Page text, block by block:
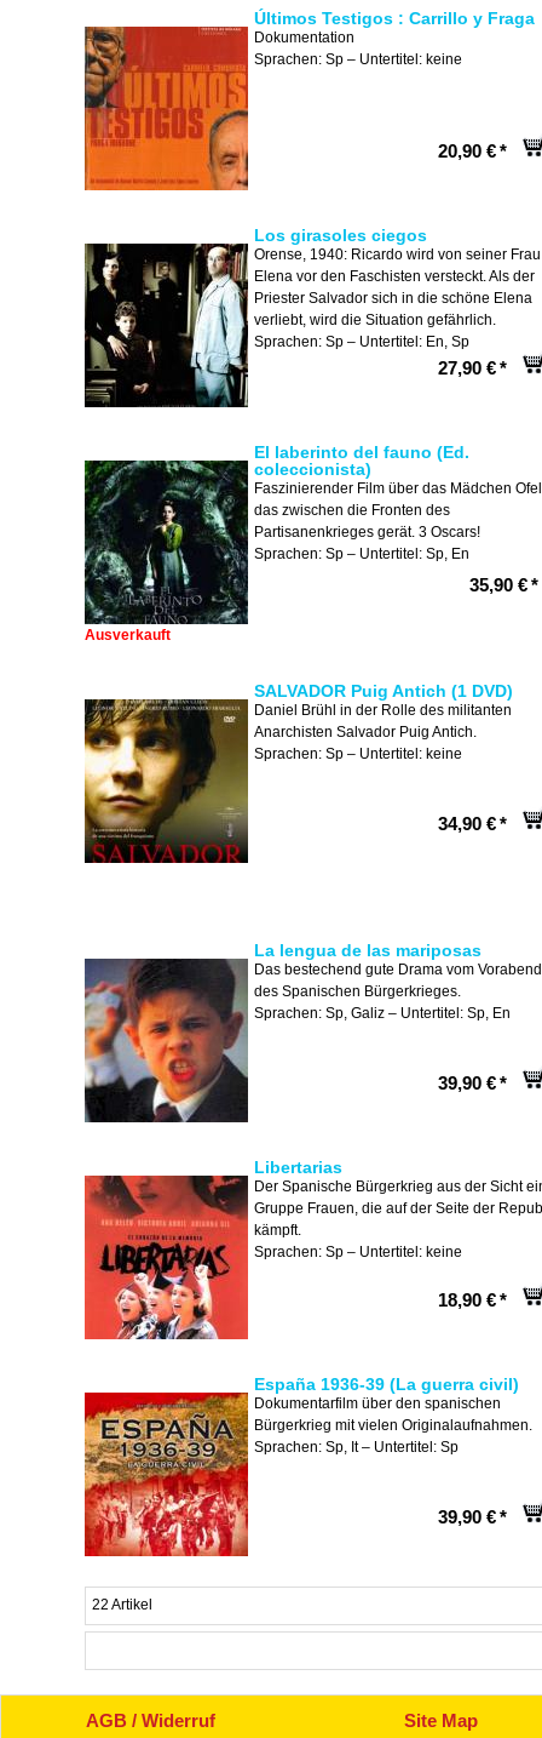
Últimos Testigos : Carrillo y Fraga
Dokumentation
Sprachen: Sp – Untertitel: keine
20,90 €*
Los girasoles ciegos
Orense, 1940: Ricardo wird von seiner Frau
Elena vor den Faschisten versteckt. Als der
Priester Salvador sich in die schöne Elena
verliebt, wird die Situation gefährlich.
Sprachen: Sp – Untertitel: En, Sp
27,90 €*
El laberinto del fauno (Ed.
coleccionista)
Faszinierender Film über das Mädchen
das zwischen die Fronten des
Partisanenkrieges gerät. 3 Oscars!
Sprachen: Sp – Untertitel: Sp, En
35,90 €*
Ausverkauft
SALVADOR Puig Antich (1 DVD)
Daniel Brühl in der Rolle des militanten
Anarchisten Salvador Puig Antich.
Sprachen: Sp – Untertitel: keine
34,90 €*
La lengua de las mariposas
Das bestechend gute Drama vom Vorabend
des Spanischen Bürgerkrieges.
Sprachen: Sp, Galiz – Untertitel: Sp, En
39,90 €*
Libertarias
Der Spanische Bürgerkrieg aus der Sicht
Gruppe Frauen, die auf der Seite der
kämpft.
Sprachen: Sp – Untertitel: keine
18,90 €*
España 1936-39 (La guerra civil)
Dokumentarfilm über den spanischen
Bürgerkrieg mit vielen Originalaufnahmen.
Sprachen: Sp, It – Untertitel: Sp
39,90 €*
22 Artikel
AGB / Widerruf
Site Map